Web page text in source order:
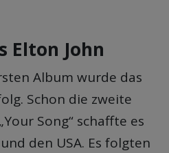
Elton John
Album wurde das
Schon die zweite
Song“ schaffte es
den USA. Es folgten